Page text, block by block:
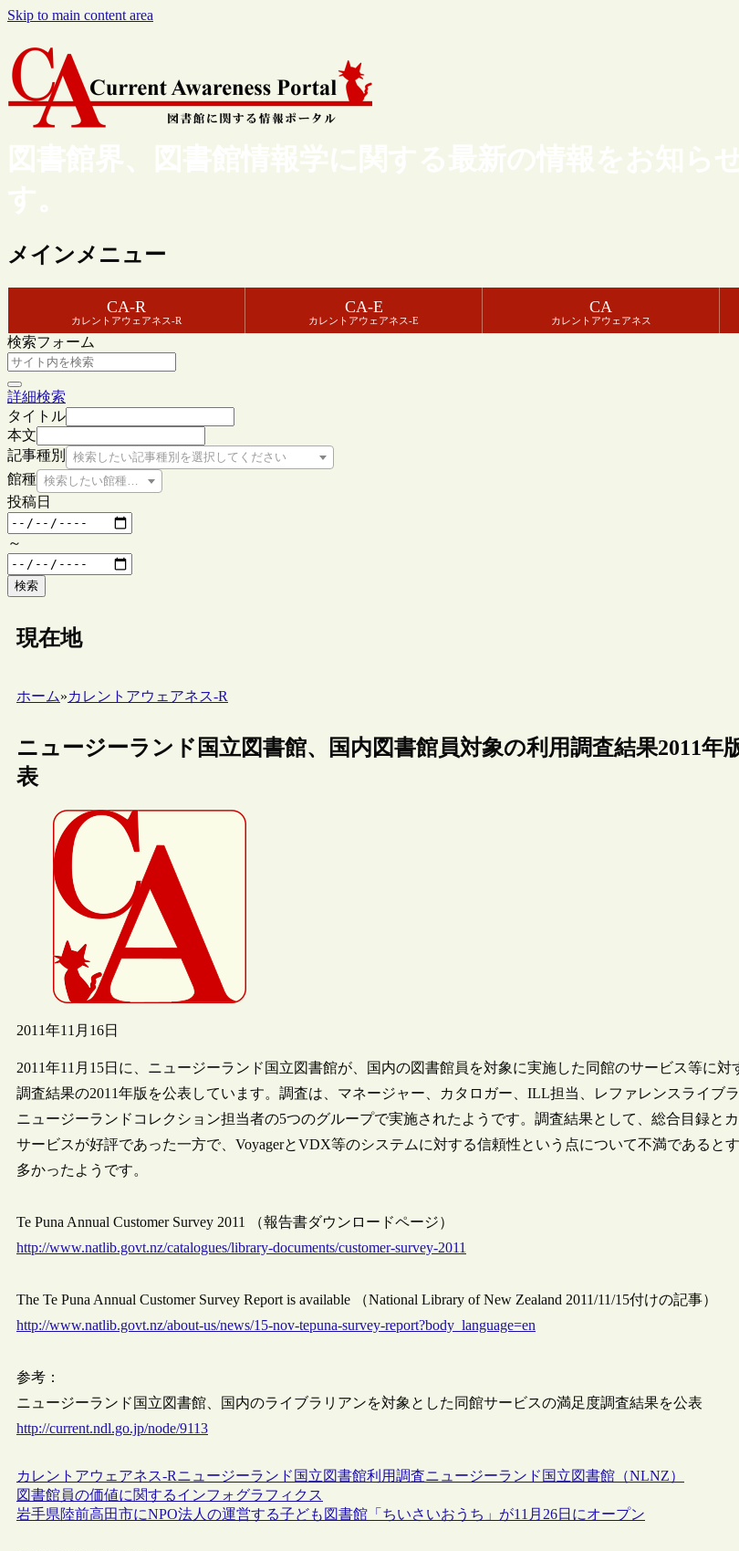
Skip to main content area
図書館界、図書館情報学に関する最新の情報をお知ら
す。
メインメニュー
CA-R
カレントアウェアネス-R
CA-E
カレントアウェアネス-E
CA
カレントアウェアネス
検索フォーム
詳細検索
タイトル
本文
記事種別
検索したい記事種別を選択してください
館種 検索したい館種を選択してください
投稿日
～
検索
現在地
ホーム»カレントアウェアネス-R
ニュージーランド国立図書館、国内図書館員対象の利用調査結果2011年
表
2011年11月16日
2011年11月15日に、ニュージーランド国立図書館が、国内の図書館員を対象に実施した同館のサービス等に対
調査結果の2011年版を公表しています。調査は、マネージャー、カタロガー、ILL担当、レファレンスライブラ
ニュージーランドコレクション担当者の5つのグループで実施されたようです。調査結果として、総合目録と
サービスが好評であった一方で、VoyagerとVDX等のシステムに対する信頼性という点について不満であると
多かったようです。
Te Puna Annual Customer Survey 2011 （報告書ダウンロードページ）
http://www.natlib.govt.nz/catalogues/library-documents/customer-survey-2011
The Te Puna Annual Customer Survey Report is available （National Library of New Zealand 2011/11/15付けの記事）
http://www.natlib.govt.nz/about-us/news/15-nov-tepuna-survey-report?body_language=en
参考：
ニュージーランド国立図書館、国内のライブラリアンを対象とした同館サービスの満足度調査結果を公表
http://current.ndl.go.jp/node/9113
カレントアウェアネス-Rニュージーランド 国立図書館利用調査ニュージーランド国立図書館（NLNZ）
図書館員の価値に関するインフォグラフィクス
岩手県陸前高田市にNPO法人の運営する子ども図書館「ちいさいおうち」が11月26日にオープン